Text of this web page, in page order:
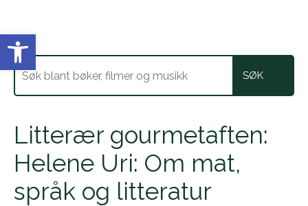
Litterær gourmetaften:
Helene Uri: Om mat,
språk og litteratur
Vis verktøylinjen